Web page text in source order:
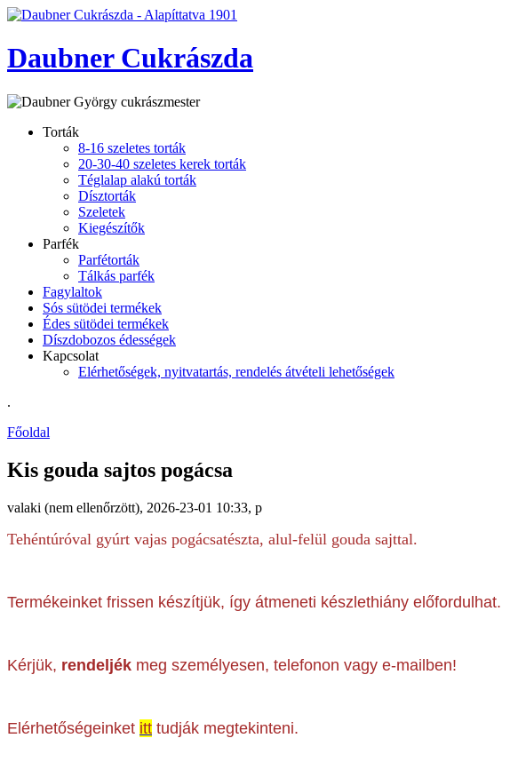
Daubner Cukrászda
Torták
8-16 szeletes torták
20-30-40 szeletes kerek torták
Téglalap alakú torták
Dísztorták
Szeletek
Kiegészítők
Parfék
Parfétorták
Tálkás parfék
Fagylaltok
Sós sütödei termékek
Édes sütödei termékek
Díszdobozos édességek
Kapcsolat
Elérhetőségek, nyitvatartás, rendelés átvételi lehetőségek
.
Főoldal
Kis gouda sajtos pogácsa
valaki (nem ellenőrzött), 2026-23-01 10:33, p
Tehéntúróval gyúrt vajas pogácsatészta, alul-felül gouda sajttal.
Termékeinket frissen készítjük, így átmeneti készlethiány előfordulhat.
Kérjük, rendeljék meg személyesen, telefonon vagy e-mailben!
Elérhetőségeinket itt tudják megtekinteni.